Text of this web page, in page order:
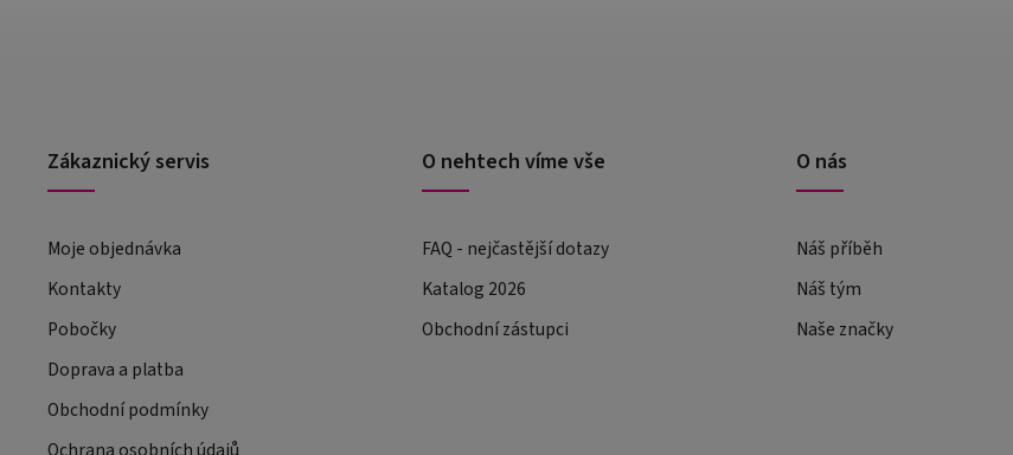
Zákaznický servis
Moje objednávka
Kontakty
Pobočky
Doprava a platba
Obchodní podmínky
O nehtech víme vše
FAQ - nejčastější dotazy
Katalog 2026
Obchodní zástupci
O nás
Náš příběh
Náš tým
Naše značky